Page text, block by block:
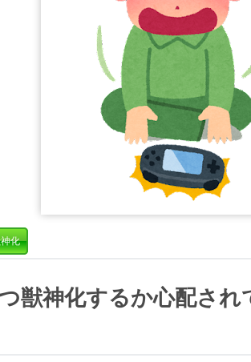
化
つ獣神化するか心配さ